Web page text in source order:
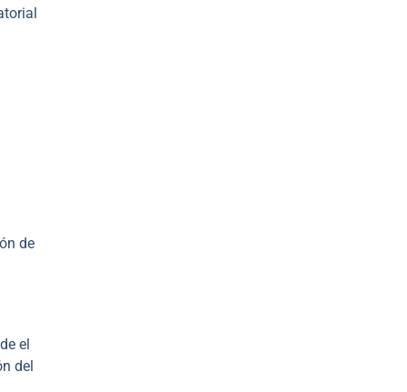
de
el
del